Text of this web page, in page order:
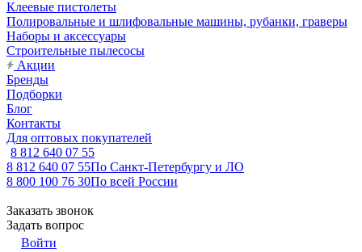
Клеевые пистолеты
Полировальные и шлифовальные машины, рубанки, граверы
Наборы и аксессуары
Строительные пылесосы
Акции
Бренды
Подборки
Блог
Контакты
Для оптовых покупателей
8 812 640 07 55
8 812 640 07 55По Санкт-Петербургу и ЛО
8 800 100 76 30По всей России
Заказать звонок
Задать вопрос
Войти